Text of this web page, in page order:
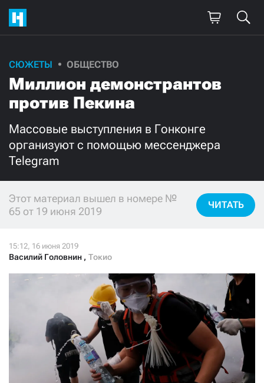
СЮЖЕТЫ ОБЩЕСТВО
Миллион демонстрантов
против Пекина
Массовые выступления в Гонконге
организуют с помощью мессенджера
Telegram
Этот материал вышел в номере №
65 от 19 июня 2019
ЧИТАТЬ
Василий Головнин , Токио
Поддержите
нашу работу!
Ежемесячно
3000 1000
500 300
Нажимая кнопку «Стать соучастником»,
я принимаю условия и подтверждаю свое гражданство РФ
ПОДЕЛИТЬСЯ С ДРУЗЬЯМИ
Если у вас есть вопросы, пишите donate@novayagazeta.ru или
+7 (929) 612-03-68